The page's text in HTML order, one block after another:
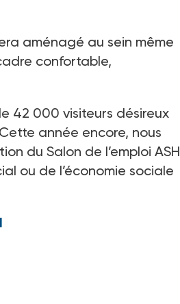
aménagé au sein même
confortable,
42 000 visiteurs désireux
année encore, nous
du Salon de l’emploi ASH
ou de l’économie sociale